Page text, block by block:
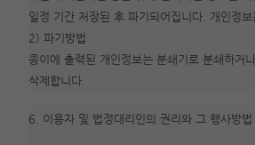
일정 기간 저장된 후 파기되어집니다. 개인정
2) 파기방법
종이에 출력된 개인정보는 분쇄기로 분쇄하거
삭제합니다.
6. 이용자 및 법정대리인의 권리와 그 행사방법